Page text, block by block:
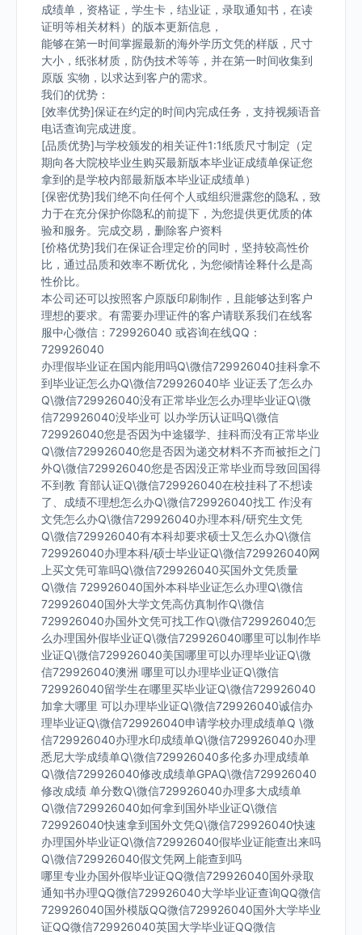
成绩单，资格证，学生卡，结业证，录取通知书，在读
证明等相关材料）的版本更新信息，
能够在第一时间掌握最新的海外学历文凭的样版，尺寸
大小，纸张材质，防伪技术等等，并在第一时间收集到
原版 实物，以求达到客户的需求。
我们的优势：
[效率优势]保证在约定的时间内完成任务，支持视频语音
电话查询完成进度。
[品质优势]与学校颁发的相关证件1:1纸质尺寸制定（定
期向各大院校毕业生购买最新版本毕业证成绩单保证您
拿到的是学校内部最新版本毕业证成绩单）
[保密优势]我们绝不向任何个人或组织泄露您的隐私，致
力于在充分保护你隐私的前提下，为您提供更优质的体
验和服务。完成交易，删除客户资料
[价格优势]我们在保证合理定价的同时，坚持较高性价
比，通过品质和效率不断优化，为您倾情诠释什么是高
性价比。
本公司还可以按照客户原版印刷制作，且能够达到客户
理想的要求。有需要办理证件的客户请联系我们在线客
服中心微信：729926040 或咨询在线QQ：
729926040
办理假毕业证在国内能用吗Q\微信729926040挂科拿不
到毕业证怎么办Q\微信729926040毕 业证丢了怎么办
Q\微信729926040没有正常毕业怎么办理毕业证Q\微
信729926040没毕业可 以办学历认证吗Q\微信
729926040您是否因为中途辍学、挂科而没有正常毕业
Q\微信729926040您是否因为递交材料不齐而被拒之门
外Q\微信729926040您是否因没正常毕业而导致回国得
不到教 育部认证Q\微信729926040在校挂科了不想读
了、成绩不理想怎么办Q\微信729926040找工 作没有
文凭怎么办Q\微信729926040办理本科/研究生文凭
Q\微信729926040有本科却要求硕士又怎么办Q\微信
729926040办理本科/硕士毕业证Q\微信729926040网
上买文凭可靠吗Q\微信729926040买国外文凭质量
Q\微信 729926040国外本科毕业证怎么办理Q\微信
729926040国外大学文凭高仿真制作Q\微信
729926040办国外文凭可找工作Q\微信729926040怎
么办理国外假毕业证Q\微信729926040哪里可以制作毕
业证Q\微信729926040美国哪里可以办理毕业证Q\微
信729926040澳洲 哪里可以办理毕业证Q\微信
729926040留学生在哪里买毕业证Q\微信729926040
加拿大哪里 可以办理毕业证Q\微信729926040诚信办
理毕业证Q\微信729926040申请学校办理成绩单Q \微
信729926040办理水印成绩单Q\微信729926040办理
悉尼大学成绩单Q\微信729926040多伦多办理成绩单
Q\微信729926040修改成绩单GPAQ\微信729926040
修改成绩 单分数Q\微信729926040办理多大成绩单
Q\微信729926040如何拿到国外毕业证Q\微信
729926040快速拿到国外文凭Q\微信729926040快速
办理国外毕业证Q\微信729926040假毕业证能查出来吗
Q\微信729926040假文凭网上能查到吗
哪里专业办国外假毕业证QQ微信729926040国外录取
通知书办理QQ微信729926040大学毕业证查询QQ微信
729926040国外模版QQ微信729926040国外大学毕业
证QQ微信729926040英国大学毕业证QQ微信